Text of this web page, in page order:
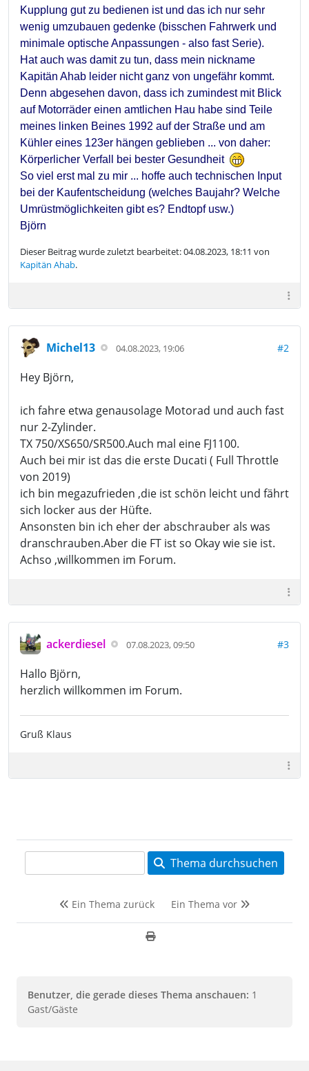
Kupplung gut zu bedienen ist und das ich nur sehr
wenig umzubauen gedenke (bisschen Fahrwerk und
minimale optische Anpassungen - also fast Serie).
Hat auch was damit zu tun, dass mein nickname
Kapitän Ahab leider nicht ganz von ungefähr kommt.
Denn abgesehen davon, dass ich zumindest mit Blick
auf Motorräder einen amtlichen Hau habe sind Teile
meines linken Beines 1992 auf der Straße und am
Kühler eines 123er hängen geblieben ... von daher:
Körperlicher Verfall bei bester Gesundheit
So viel erst mal zu mir ... hoffe auch technischen Input
bei der Kaufentscheidung (welches Baujahr? Welche
Umrüstmöglichkeiten gibt es? Endtopf usw.)
Björn
Dieser Beitrag wurde zuletzt bearbeitet: 04.08.2023, 18:11 von
Kapitän Ahab.
Michel13 04.08.2023, 19:06 #2
Hey Björn,
ich fahre etwa genausolage Motorad und auch fast
nur 2-Zylinder.
TX 750/XS650/SR500.Auch mal eine FJ1100.
Auch bei mir ist das die erste Ducati ( Full Throttle
von 2019)
ich bin megazufrieden ,die ist schön leicht und fährt
sich locker aus der Hüfte.
Ansonsten bin ich eher der abschrauber als was
dranschrauben.Aber die FT ist so Okay wie sie ist.
Achso ,willkommen im Forum.
ackerdiesel 07.08.2023, 09:50 #3
Hallo Björn,
herzlich willkommen im Forum.
Gruß Klaus
Thema durchsuchen
Ein Thema zurück Ein Thema vor
Benutzer, die gerade dieses Thema anschauen: 1
Gast/Gäste